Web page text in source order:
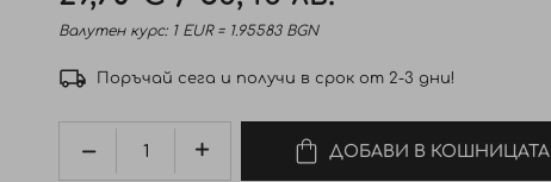
Валутен курс: 1 EUR = 1.95583 BGN
Поръчай сега и получи в срок от 2-3 дни!
ДОБАВИ В КОШНИЦАТА